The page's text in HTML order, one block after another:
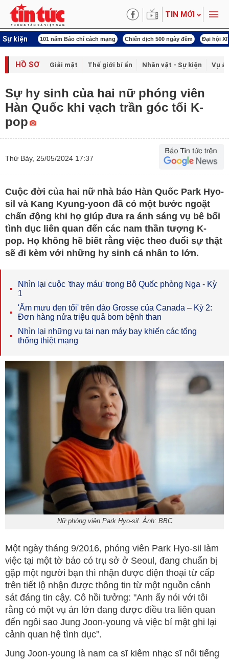
TIN MỚI
Sự kiện
mạng Chiến dịch 500 ngày đêm Đại hội XIV Công đoàn Việt Nam
HỒ SƠ Giải mật Thế giới bí ẩn Nhân vật - Sự kiện Vụ
Sự hy sinh của hai nữ phóng viên
Hàn Quốc khi vạch trần góc tối K-
pop
Thứ Bảy, 25/05/2024 17:37
Cuộc đời của hai nữ nhà báo Hàn Quốc Park Hyo-
sil và Kang Kyung-yoon đã có một bước ngoặt
chấn động khi họ giúp đưa ra ánh sáng vụ bê bối
tình dục liên quan đến các nam thần tượng K-
pop. Họ không hề biết rằng việc theo đuổi sự thật
sẽ đi kèm với những hy sinh cá nhân to lớn.
Nhìn lại cuộc 'thay máu' trong Bộ Quốc phòng Nga - Kỳ
1
'Âm mưu đen tối' trên đảo Grosse của Canada – Kỳ 2:
Đơn hàng nửa triệu quả bom bệnh than
Nhìn lại những vụ tai nạn máy bay khiến các tổng
thống thiệt mạng
Nữ phóng viên Park Hyo-sil. Ảnh: BBC
Một ngày tháng 9/2016, phóng viên Park Hyo-sil làm
việc tại một tờ báo có trụ sở ở Seoul, đang chuẩn bị
gặp một người bạn thì nhận được điện thoại từ cấp
trên tiết lộ nhận được thông tin từ một nguồn cảnh
sát đáng tin cậy. Cô hồi tưởng: "Anh ấy nói với tôi
rằng có một vụ án lớn đang được điều tra liên quan
đến ngôi sao Jung Joon-young và việc bí mật ghi lại
cảnh quan hệ tình dục”.
Jung Joon-young là nam ca sĩ kiêm nhạc sĩ nổi tiếng